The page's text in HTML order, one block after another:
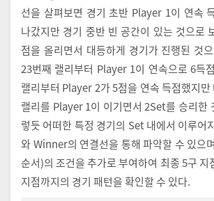
선을 살펴보면 경기 초반 Player 1이 연속
나갔지만 경기 중반 빈 공간이 있는 것으로
점을 올리면서 대등하게 경기가 진행된 것
23번째 랠리부터 Player 1이 연속으로 6득
랠리부터 Player 2가 5점을 연속 득점했지만
랠리를 Player 1이 이기면서 2Set를 승리한
렇듯 어떠한 특정 경기의 Set 내에서 이루어
와 Winner의 연결선을 통해 파악할 수 있으
순서)의 조건을 추가로 부여하여 최종 5구 지
지점까지의 경기 패턴을 확인할 수 있다.